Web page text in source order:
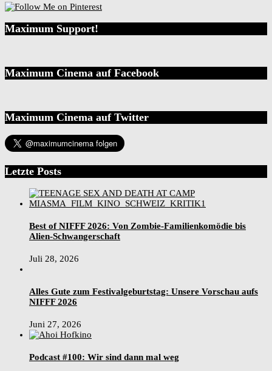
Maximum Support!
Maximum Cinema auf Facebook
Maximum Cinema auf Twitter
Letzte Posts
Best of NIFFF 2026: Von Zombie-Familienkomödie bis
Alien-Schwangerschaft
Juli 28, 2026
Alles Gute zum Festivalgeburtstag: Unsere Vorschau aufs
NIFFF 2026
Juni 27, 2026
Podcast #100: Wir sind dann mal weg